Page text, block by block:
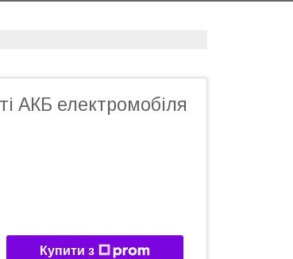
АКБ електромобіля
Купити з